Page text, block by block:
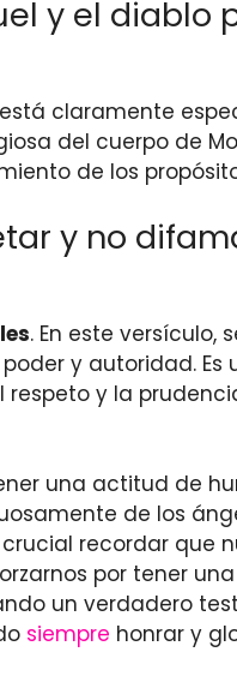
y el diablo
claramente
del cuerpo de
de los
y no
. En este versículo,
y autoridad.
y la
una actitud de
de los
recordar que
por tener
un verdadero
siempre honrar y